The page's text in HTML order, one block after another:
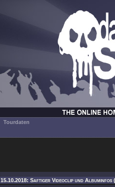
Tourdaten
15.10.2018: Saftiger Videoclip und